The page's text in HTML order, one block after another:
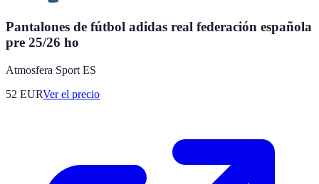
Pantalones de fútbol adidas real federación española
pre 25/26 ho
Atmosfera Sport ES
52 EURVer el precio